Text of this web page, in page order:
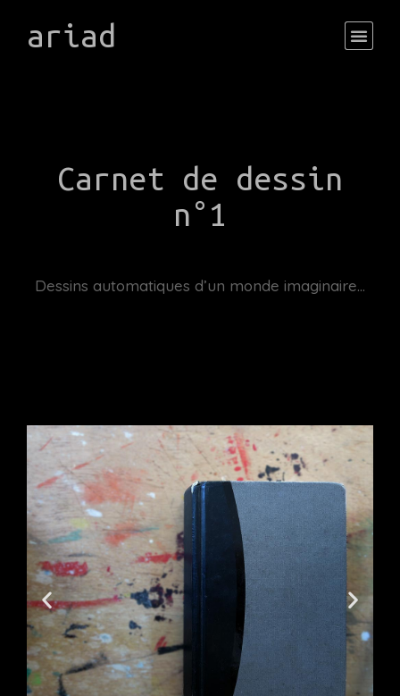
ariad
Carnet de dessin
n°1
Dessins automatiques d’un monde imaginaire…